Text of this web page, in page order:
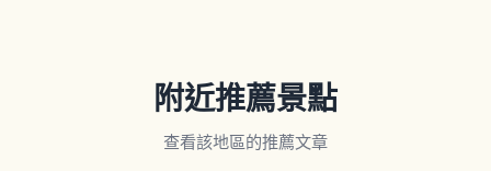
附近推薦景點
查看該地區的推薦文章